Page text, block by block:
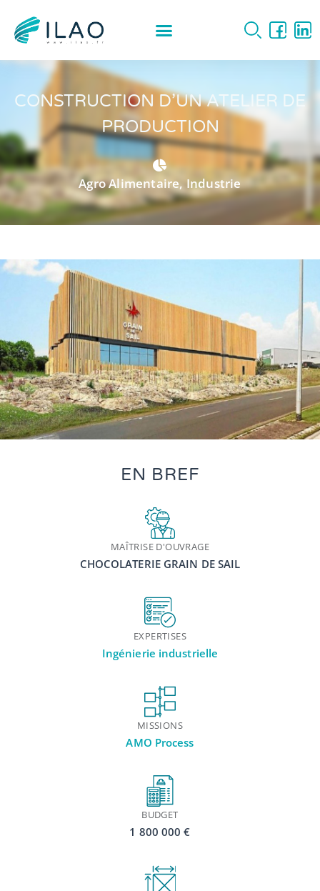
CONSTRUCTION D’UN ATELIER DE
PRODUCTION
Agro Alimentaire, Industrie
EN BREF
MAÎTRISE D'OUVRAGE
CHOCOLATERIE GRAIN DE SAIL
EXPERTISES
Ingénierie industrielle
MISSIONS
AMO Process
BUDGET
1 800 000 €